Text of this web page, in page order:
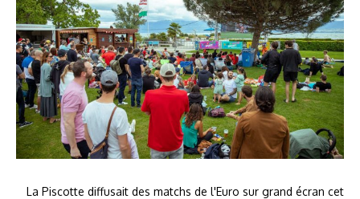
La Piscotte diffusait des matchs de l'Euro sur grand écran cet